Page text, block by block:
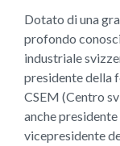
Dotato di una
profondo
industriale
presidente della
CSEM (Centro
anche
vicepresidente